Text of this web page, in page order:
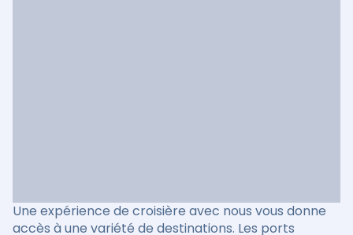
Une expérience de croisière avec nous vous donne
accès à une variété de destinations. Les ports